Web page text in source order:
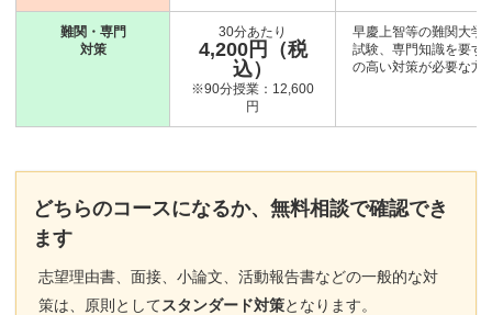
難関・専門
対策
30分あたり
4,200円（税
込）
※90分授業：12,600
円
早慶上智等の難関大学
試験、専門知識を要す
の高い対策が必要な方
どちらのコースになるか、無料相談で確認でき
ます
志望理由書、面接、小論文、活動報告書などの一般的な対
策は、原則としてスタンダード対策となります。